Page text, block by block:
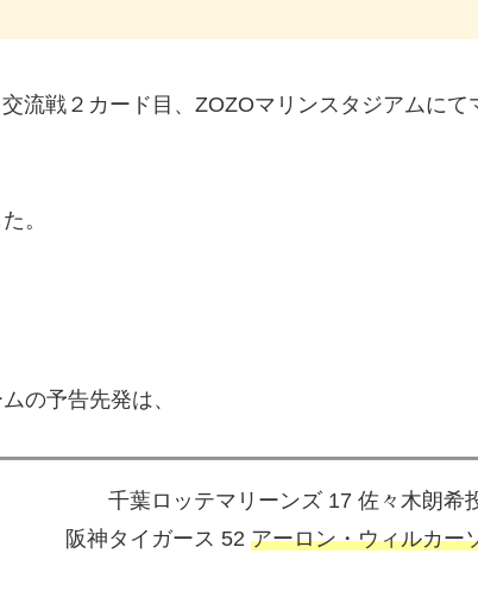
流戦２カード目、ZOZOマリンスタジアムにて
。
の予告先発は、
千葉ロッテマリーンズ 17 佐々木朗希
阪神タイガース 52 アーロン・ウィルカー